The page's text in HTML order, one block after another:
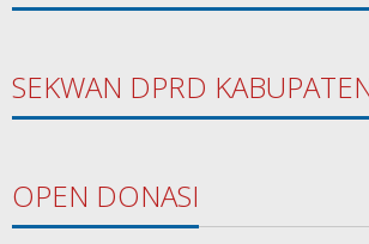
SEKWAN DPRD
OPEN DONASI